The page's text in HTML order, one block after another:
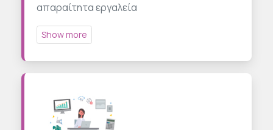
απαραίτητα εργαλεία